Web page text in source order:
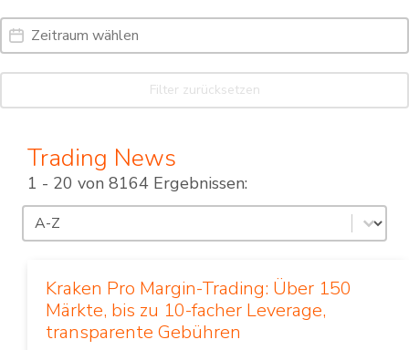
Date Range
Date
Filter zurücksetzen
Trading News
1 - 20 von 8164 Ergebnissen:
Sortierung
Sort content
Kraken Pro Margin-Trading: Über 150
Märkte, bis zu 10-facher Leverage,
transparente Gebühren